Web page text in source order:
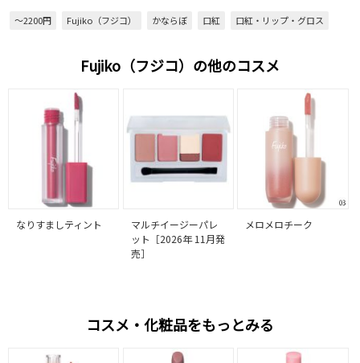
～2200円 Fujiko（フジコ） かならぼ 口紅 口紅・リップ・グロス
Fujiko（フジコ）の他のコスメ
なりすましティント
マルチイージーパレ
ット［2026年 11月発
売］
メロメロチーク
コスメ・化粧品をもっとみる